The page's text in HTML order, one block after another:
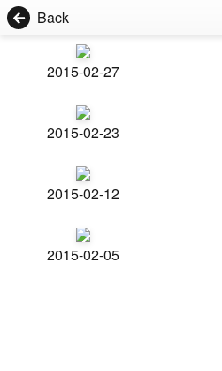
Back
2015-02-27
2015-02-23
2015-02-12
2015-02-05